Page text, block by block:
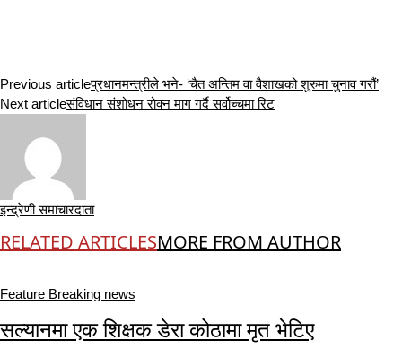
Previous articleप्रधानमन्त्रीले भने- ‘चैत अन्तिम वा वैशाखको शुरुमा चुनाव गरौं’
Next articleसंविधान संशोधन रोक्न माग गर्दै सर्वोच्चमा रिट
इन्द्रेणी समाचारदाता
RELATED ARTICLESMORE FROM AUTHOR
Feature Breaking news
सल्यानमा एक शिक्षक डेरा कोठामा मृत भेटिए